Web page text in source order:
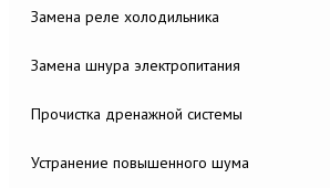
Замена реле холодильника
Замена шнура электропитания
Прочистка дренажной системы
Устранение повышенного шума